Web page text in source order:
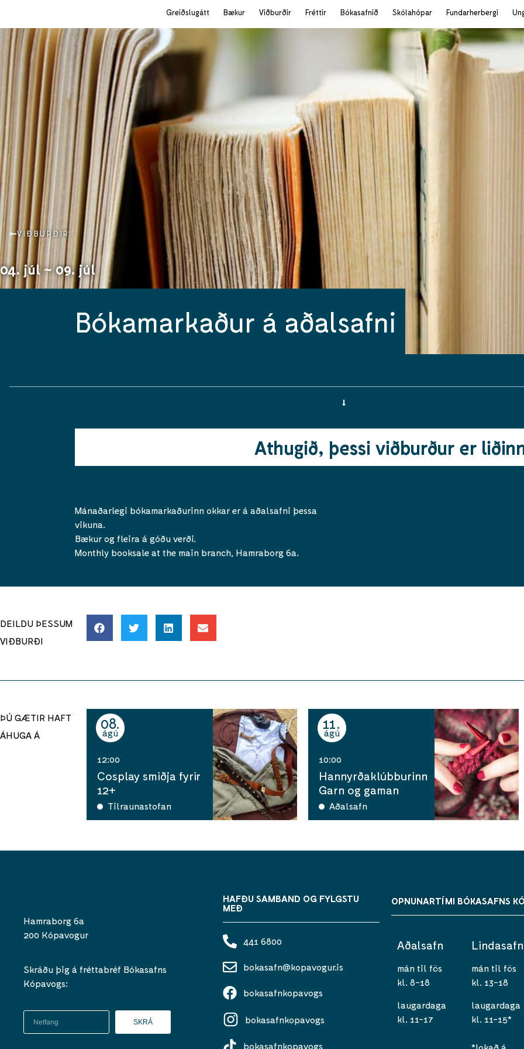
Greiðslugátt Bækur Viðburðir Fréttir Bókasafnið Skólahópar Fundarherbergi
VIÐBURÐIR
04. júl ~ 09. júl
Bókamarkaður á aðalsafni
Athugið, þessi viðburður er
Mánaðarlegi bókamarkaðurinn okkar er á aðalsafni þessa
vikuna.
Bækur og fleira á góðu verði.
Monthly booksale at the main branch, Hamraborg 6a.
DEILDU ÞESSUM
VIÐBURÐI
ÞÚ GÆTIR HAFT
ÁHUGA Á
08
ágú
12:00
Cosplay smiðja fyrir
12+
Tilraunastofan
11
ágú
10:00
Hannyrðaklúbburinn
Garn og gaman
Aðalsafn
Hamraborg 6a
200 Kópavogur
Skráðu þig á fréttabréf Bókasafns
Kópavogs:
SKRÁ
HAFÐU SAMBAND OG FYLGSTU
MEÐ
441 6800
bokasafn@kopavogur.is
bokasafnkopavogs
bokasafnkopavogs
bokasafnkopavogs
OPNUNARTÍMI BÓKASAFNS
Aðalsafn
mán til fös
kl. 8-18
laugardaga
kl. 11-17
Lindasafn
mán til fös
kl. 13-18
laugardaga
kl. 11-15*
*lokað á